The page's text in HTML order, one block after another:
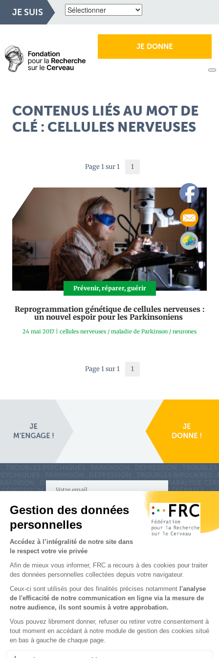
JE SUIS
JE DONNE
CONTENUS LIÉS AU MOT DE
CLÉ : CELLULES NERVEUSES
Page 1 sur 1 1
Prévenir, réparer, guérir
Reprogrammation génétique de cellules nerveuses :
un nouvel espoir pour les Parkinsoniens
24 mai 2017 | cellules nerveuses / maladie de Parkinson / neurones
Page 1 sur 1 1
S'inscrire à la newsletter
les réseaux sociaux
Partenaires & Mécènes